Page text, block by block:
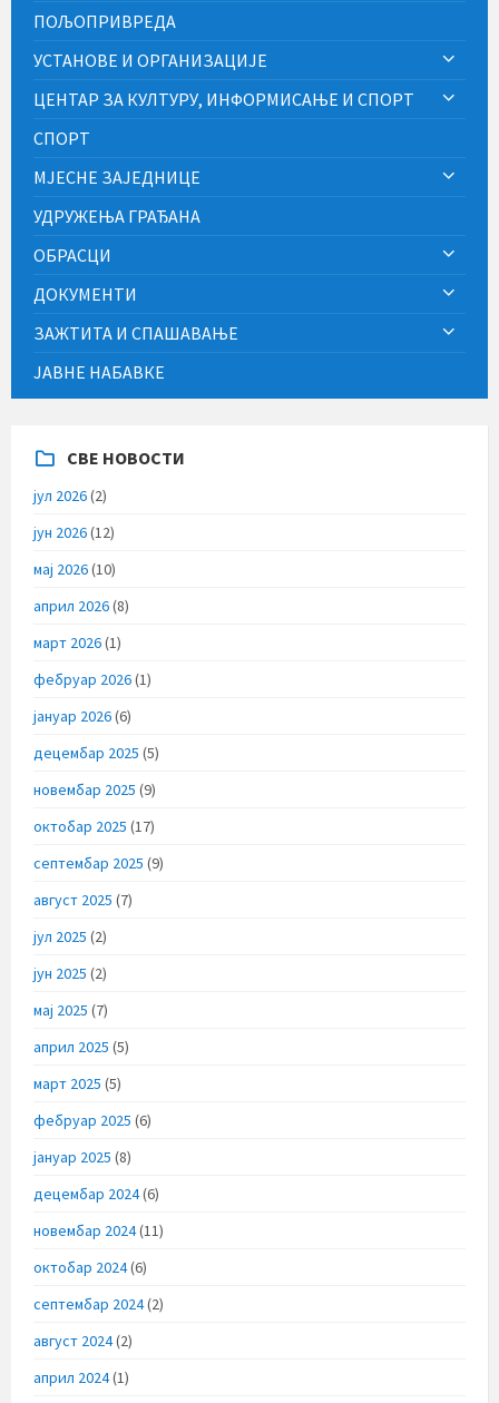
ПОЉОПРИВРЕДА
УСТАНОВЕ И ОРГАНИЗАЦИЈЕ
ЦЕНТАР ЗА КУЛТУРУ, ИНФОРМИСАЊЕ И СПОРТ
СПОРТ
МЈЕСНЕ ЗАЈЕДНИЦЕ
УДРУЖЕЊА ГРАЂАНА
ОБРАСЦИ
ДОКУМЕНТИ
ЗАЖТИТА И СПАШАВАЊЕ
ЈАВНЕ НАБАВКЕ
СВЕ НОВОСТИ
јул 2026(2)
јун 2026(12)
мај 2026(10)
април 2026(8)
март 2026(1)
фебруар 2026(1)
јануар 2026(6)
децембар 2025 (5)
новембар 2025 (9)
октобар 2025 (17)
септембар 2025 (9)
август 2025 (7)
јул 2025 (2)
јун 2025 (2)
мај 2025 (7)
април 2025 (5)
март 2025 (5)
фебруар 2025 (6)
јануар 2025 (8)
децембар 2024(6)
новембар 2024(11)
октобар 2024(6)
септембар 2024(2)
август 2024(2)
април 2024(1)